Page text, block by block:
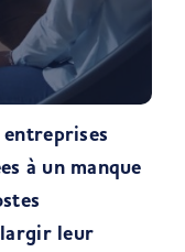
à un manque
leur